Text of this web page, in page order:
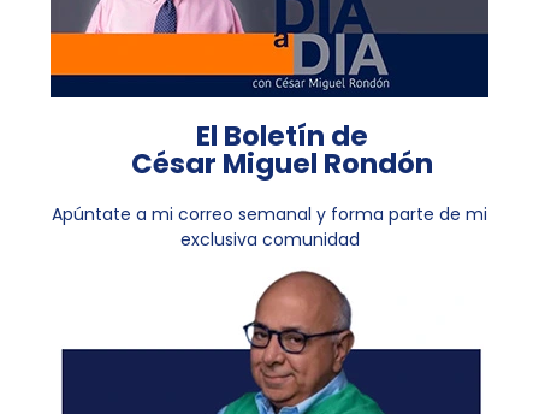
El Boletín de
César Miguel Rondón
Apúntate a mi correo semanal y forma parte de mi
exclusiva comunidad